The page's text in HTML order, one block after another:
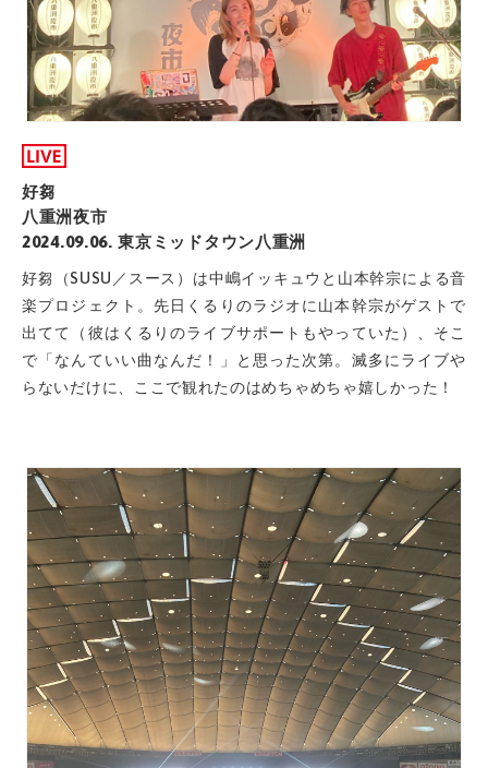
好芻
八重洲夜市
2024.09.06. 東京ミッドタウン八重洲
好芻（SUSU／スース）は中嶋イッキュウと山本幹宗による音
楽プロジェクト。先日くるりのラジオに山本幹宗がゲストで
出てて（彼はくるりのライブサポートもやっていた）、そこ
で「なんていい曲なんだ！」と思った次第。滅多にライブや
らないだけに、ここで観れたのはめちゃめちゃ嬉しかった！